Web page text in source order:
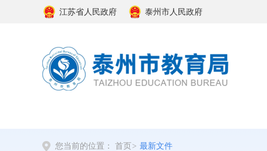
江苏省人民政府 泰州市人民政府
您当前的位置： 首页 > 最新文件